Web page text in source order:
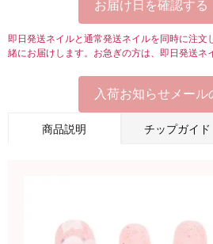
お届け日を確認する
即日発送ネイルと通常発送ネイルを同時に注文
緒にお届けします。お急ぎの方は、即日発送ネ
入荷お知らせメール
商品説明 チップガイド